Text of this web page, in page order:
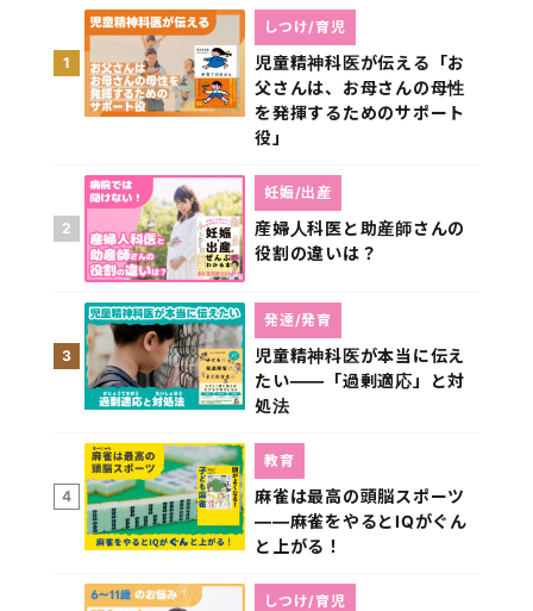
1
児童精神科医が伝える「お
父さんは、お母さんの母性
を発揮するためのサポート
役」
しつけ/育児
2
産婦人科医と助産師さんの
役割の違いは？
妊娠/出産
3
児童精神科医が本当に伝え
たい――「過剰適応」と対
処法
発達/発育
4
麻雀は最高の頭脳スポーツ
――麻雀をやるとIQがぐん
と上がる！
教育
しつけ/育児